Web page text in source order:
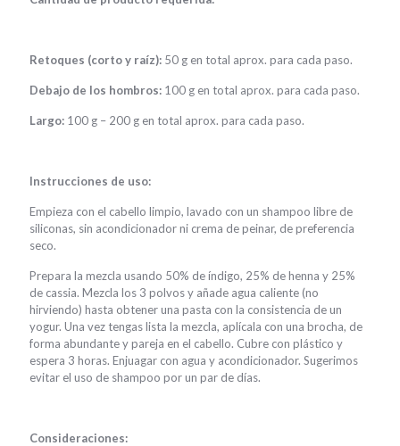
Retoques (corto y raíz): 50 g en total aprox. para cada paso.
Debajo de los hombros: 100 g en total aprox. para cada paso.
Largo: 100 g – 200 g en total aprox. para cada paso.
Instrucciones de uso:
Empieza con el cabello limpio, lavado con un shampoo libre de
siliconas, sin acondicionador ni crema de peinar, de preferencia
seco.
Prepara la mezcla usando 50% de índigo, 25% de henna y 25%
de cassia. Mezcla los 3 polvos y añade agua caliente (no
hirviendo) hasta obtener una pasta con la consistencia de un
yogur. Una vez tengas lista la mezcla, aplícala con una brocha, de
forma abundante y pareja en el cabello. Cubre con plástico y
espera 3 horas. Enjuagar con agua y acondicionador. Sugerimos
evitar el uso de shampoo por un par de días.
Consideraciones: